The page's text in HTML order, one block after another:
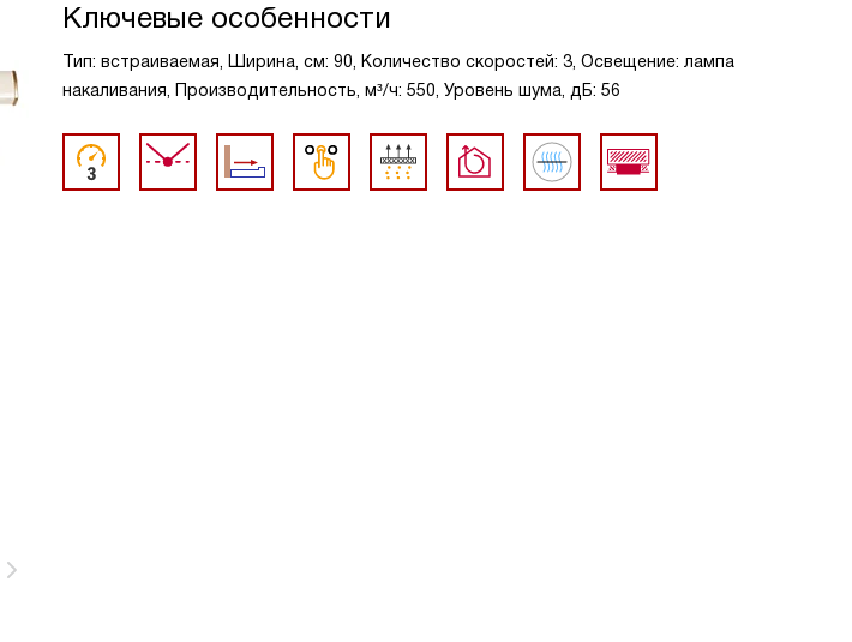
Ключевые особенности
Тип: встраиваемая, Ширина, см: 90, Количество скоростей: 3, Освещение: лампа
накаливания, Производительность, м³/ч: 550, Уровень шума, дБ: 56